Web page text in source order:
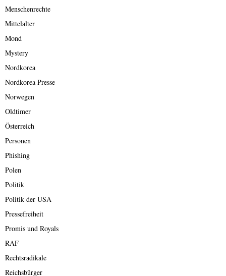
Menschenrechte
Mittelalter
Mond
Mystery
Nordkorea
Nordkorea Presse
Norwegen
Oldtimer
Österreich
Personen
Phishing
Polen
Politik
Politik der USA
Pressefreiheit
Promis und Royals
RAF
Rechtsradikale
Reichsbürger